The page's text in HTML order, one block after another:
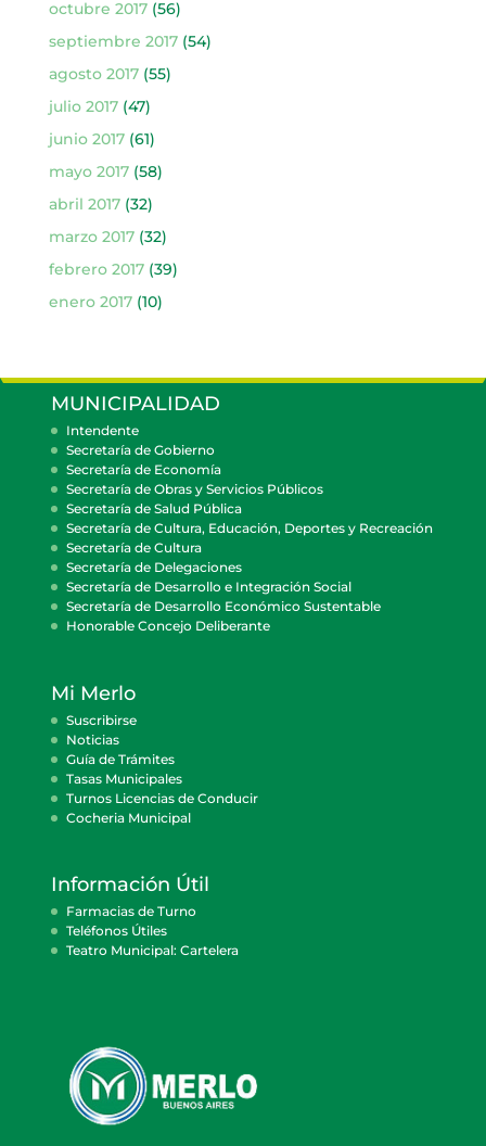
octubre 2017(56)
septiembre 2017(54)
agosto 2017(55)
julio 2017(47)
junio 2017(61)
mayo 2017(58)
abril 2017(32)
marzo 2017(32)
febrero 2017(39)
enero 2017(10)
MUNICIPALIDAD
Intendente
Secretaría de Gobierno
Secretaría de Economía
Secretaría de Obras y Servicios Públicos
Secretaría de Salud Pública
Secretaría de Cultura, Educación, Deportes y Recreación
Secretaría de Cultura
Secretaría de Delegaciones
Secretaría de Desarrollo e Integración Social
Secretaría de Desarrollo Económico Sustentable
Honorable Concejo Deliberante
Mi Merlo
Suscribirse
Noticias
Guía de Trámites
Tasas Municipales
Turnos Licencias de Conducir
Cocheria Municipal
Información Útil
Farmacias de Turno
Teléfonos Útiles
Teatro Municipal: Cartelera